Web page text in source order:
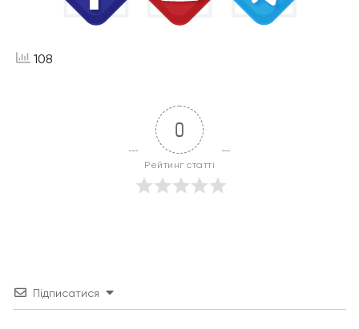
108
0
Рейтинг статті
Підписатися